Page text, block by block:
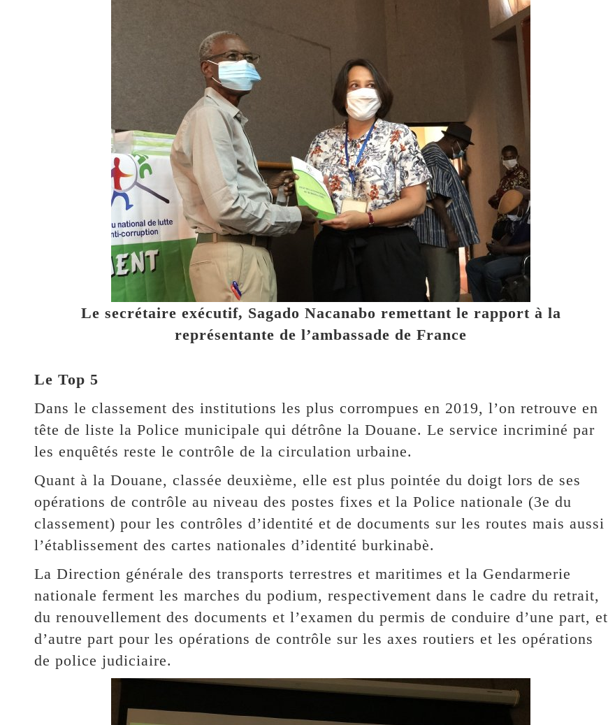
Le secrétaire exécutif, Sagado Nacanabo remettant le rapport à la
représentante de l’ambassade de France
Le Top 5
Dans le classement des institutions les plus corrompues en 2019, l’on retrouve en
tête de liste la Police municipale qui détrône la Douane. Le service incriminé par
les enquêtés reste le contrôle de la circulation urbaine.
Quant à la Douane, classée deuxième, elle est plus pointée du doigt lors de ses
opérations de contrôle au niveau des postes fixes et la Police nationale (3e du
classement) pour les contrôles d’identité et de documents sur les routes mais aussi
l’établissement des cartes nationales d’identité burkinabè.
La Direction générale des transports terrestres et maritimes et la Gendarmerie
nationale ferment les marches du podium, respectivement dans le cadre du retrait,
du renouvellement des documents et l’examen du permis de conduire d’une part, et
d’autre part pour les opérations de contrôle sur les axes routiers et les opérations
de police judiciaire.